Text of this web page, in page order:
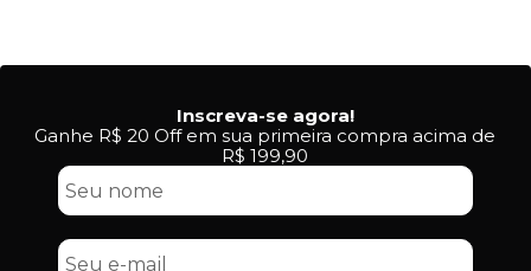
Inscreva-se agora!
Ganhe R$ 20 Off em sua primeira compra acima de
R$ 199,90